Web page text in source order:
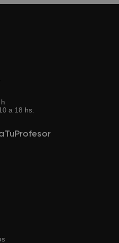
a encontrar otro profesor.
a 18 hs.